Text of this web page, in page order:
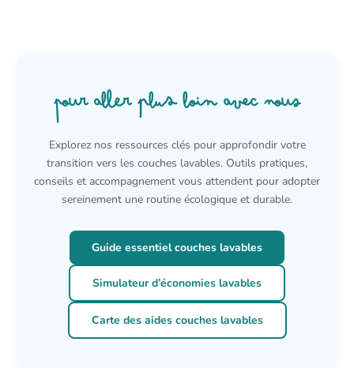
Pour aller plus loin avec nous
Explorez nos ressources clés pour approfondir votre
transition vers les couches lavables. Outils pratiques,
conseils et accompagnement vous attendent pour adopter
sereinement une routine écologique et durable.
Guide essentiel couches lavables
Simulateur d’économies lavables
Carte des aides couches lavables